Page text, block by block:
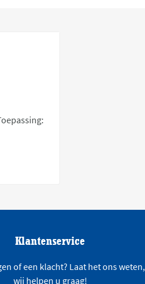
Klantenservice
of een klacht? Laat het ons weten,
wij helpen u graag!